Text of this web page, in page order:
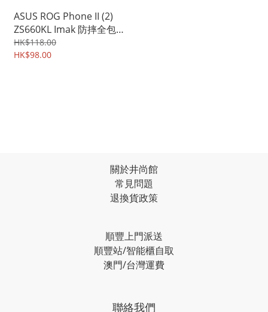
ASUS ROG Phone II (2)
ZS660KL Imak 防摔全包軟
套氣囊版 保護軟套 手機軟
殼Case 3213A
HK$118.00
HK$98.00
關於井尚館
常見問題
退換貨政策
順豐上門派送
順豐站/智能櫃自取
澳門/台灣運費
聯絡我們